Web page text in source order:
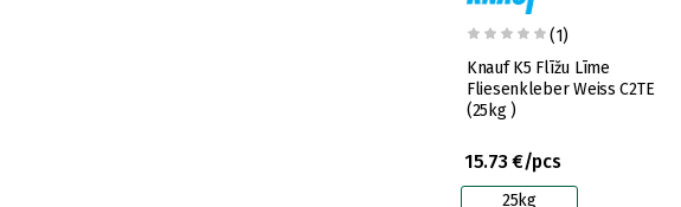
(1)
Knauf K5 Flīžu Līme
Fliesenkleber Weiss C2TE
(25kg )
15.73 €/pcs
25kg